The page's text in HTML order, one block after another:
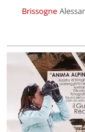
Brissogne